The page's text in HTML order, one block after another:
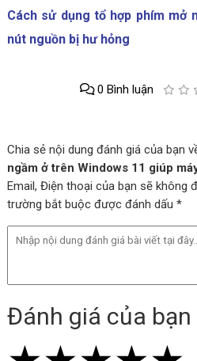
Cách sử dụng tổ hợp phím mở
nút nguồn bị hư hỏng
0 Bình luận
Chia sẻ nội dung đánh giá của bạn
ngầm ở trên Windows 11 giúp
Email, Điện thoại của bạn sẽ không
trường bắt buộc được đánh dấu *
Đánh giá của bạn